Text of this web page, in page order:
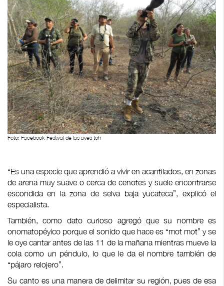
Foto: Facebook Festival de las aves toh
“Es una especie que aprendió a vivir en acantilados, en zonas
de arena muy suave o cerca de cenotes y suele encontrarse
escondida en la zona de selva baja yucateca”, explicó el
especialista.
También, como dato curioso agregó que su nombre es
onomatopéyico porque el sonido que hace es “mot mot” y se
le oye cantar antes de las 11 de la mañana mientras mueve la
cola como un péndulo, lo que le da el nombre también de
“pájaro relojero”.
Su canto es una manera de delimitar su región, pues de esa